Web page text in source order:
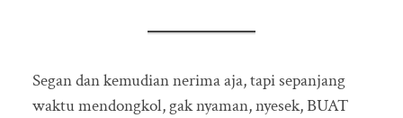
Segan dan kemudian nerima aja, tapi sepanjang
waktu mendongkol, gak nyaman, nyesek, BUAT